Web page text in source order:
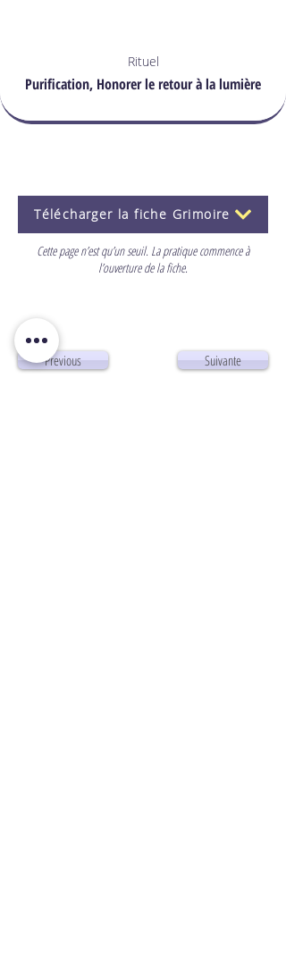
Rituel
Purification, Honorer le retour à la lumière
Télécharger la fiche Grimoire
Cette page n’est qu’un seuil. La pratique commence à
l’ouverture de la fiche.
Previous Suivante